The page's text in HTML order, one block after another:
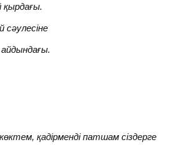
қырдағы.
сәулесіне
айдындағы.
қадірменді патшам сіздерге